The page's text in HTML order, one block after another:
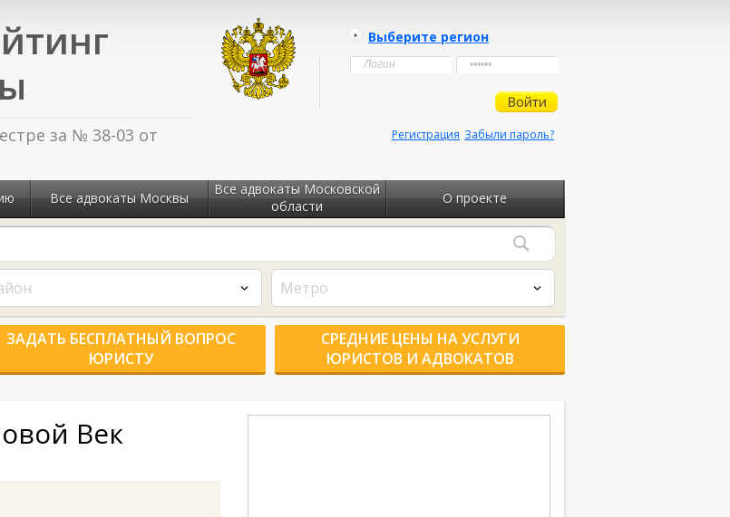
за № 38-03 от
Выберите регион
Забыли пароль?
Регистрация
Все адвокаты Москвы
Все адвокаты Московской
области
О проекте
Метро
ЗАДАТЬ БЕСПЛАТНЫЙ ВОПРОС
ЮРИСТУ
СРЕДНИЕ ЦЕНЫ НА УСЛУГИ
ЮРИСТОВ И АДВОКАТОВ
Век